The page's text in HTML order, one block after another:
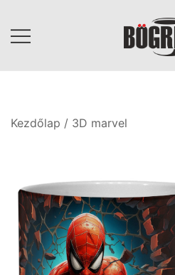
content
Bögréd
Kezdőlap / 3D marvel